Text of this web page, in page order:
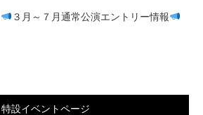
３月～７月通常公演エントリー情報
特設イベントページ